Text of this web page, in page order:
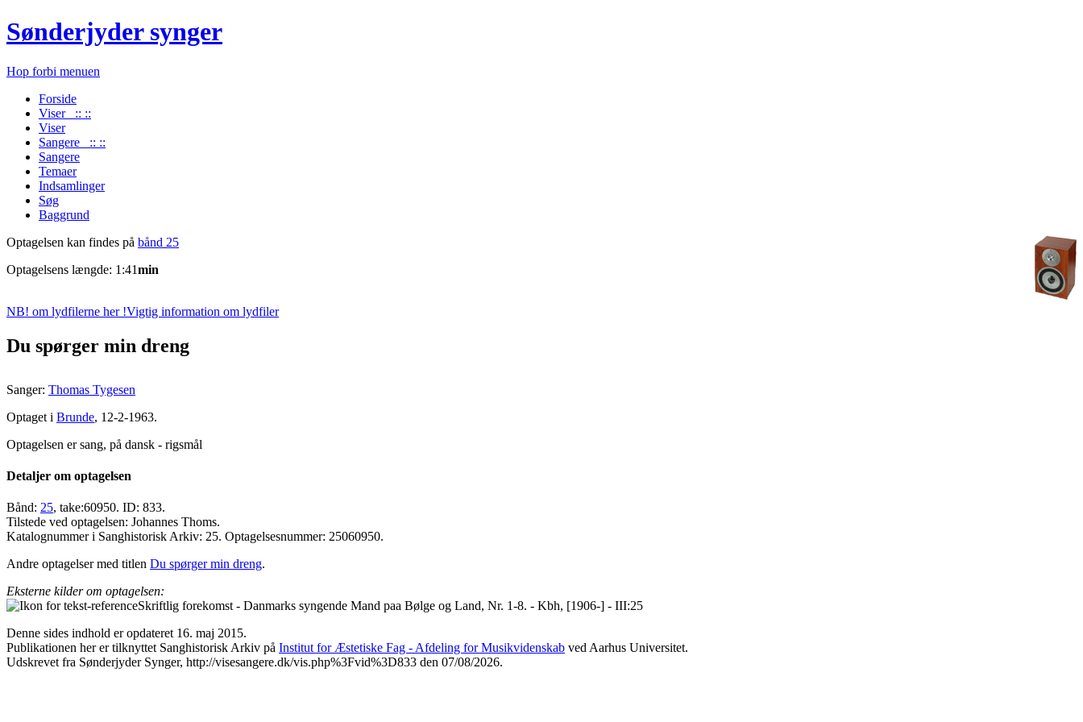
Sønderjyder synger
Hop forbi menuen
Forside
Viser :: ::
Viser
Sangere :: ::
Sangere
Temaer
Indsamlinger
Søg
Baggrund
Optagelsen kan findes på bånd 25
Optagelsens længde: 1:41min
NB! om lydfilerne her !Vigtig information om lydfiler
Du spørger min dreng
Sanger: Thomas Tygesen
Optaget i Brunde, 12-2-1963.
Optagelsen er sang, på dansk - rigsmål
Detaljer om optagelsen
Bånd: 25, take:60950. ID: 833.
Tilstede ved optagelsen: Johannes Thoms.
Katalognummer i Sanghistorisk Arkiv: 25. Optagelsesnummer: 25060950.
Andre optagelser med titlen Du spørger min dreng.
Eksterne kilder om optagelsen:
Skriftlig forekomst - Danmarks syngende Mand paa Bølge og Land, Nr. 1-8. - Kbh, [1906-] - III:25
Denne sides indhold er opdateret 16. maj 2015.
Publikationen her er tilknyttet Sanghistorisk Arkiv på Institut for Æstetiske Fag - Afdeling for Musikvidenskab ved Aarhus Universitet.
Udskrevet fra Sønderjyder Synger, http://visesangere.dk/vis.php%3Fvid%3D833 den 07/08/2026.